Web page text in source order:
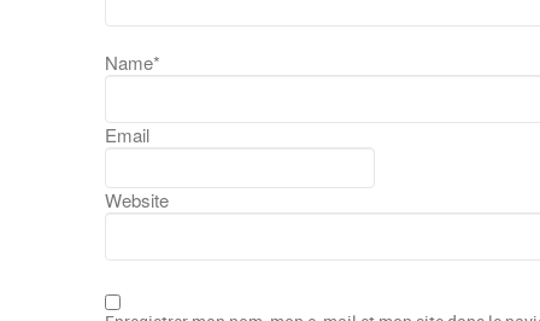
Name*
Email
Website